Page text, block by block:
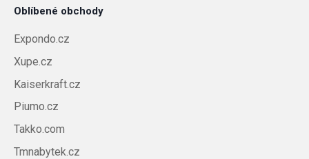
Oblíbené obchody
Expondo.cz
Xupe.cz
Kaiserkraft.cz
Piumo.cz
Takko.com
Tmnabytek.cz